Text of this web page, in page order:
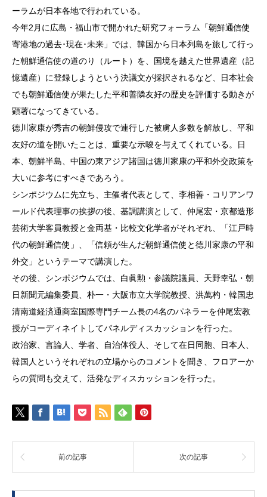
ーラムが日本各地で行われている。
今年2月に広島・福山市で開かれた研究フォーラム「朝鮮通信使
寄港地の過去･現在･未来」では、韓国から日本列島を旅して行っ
た朝鮮通信使の道のり（ルート）を、国境を越えた世界遺産（記
憶遺産）に登録しようという決議文が採択されるなど、日本社会
でも朝鮮通信使が果たした平和善隣友好の歴史を評価する動きが
顕著になってきている。
徳川家康が秀吉の朝鮮侵攻で連行した被虜人多数を解放し、平和
友好の道を開いたことは、重要な示唆を与えてくれている。日
本、朝鮮半島、中国の東アジア諸国は徳川家康の平和外交政策を
大いに参考にすべきであろう。
シンポジウムに先立ち、主催者代表として、李相善・コリアンワ
ールド代表理事の挨拶の後、基調講演として、仲尾宏・京都造形
芸術大学客員教授と金両基・比較文化学者がそれぞれ、「江戸時
代の朝鮮通信使」、「信頼が生んだ朝鮮通信使と徳川家康の平和
外交」というテーマで講演した。
その後、シンポジウムでは、白眞勲・参議院議員、天野幸弘・朝
日新聞元編集委員、朴一・大阪市立大学院教授、洪萬杓・韓国忠
清南道経済通商室国際専門チーム長の4名のパネラーを仲尾宏教
授がコーディネイトしてパネルディスカッションを行った。
政治家、言論人、学者、自治体役人、そして在日同胞、日本人、
韓国人というそれぞれの立場からのコメントを聞き、フロアーか
らの質問も交えて、活発なディスカッションを行った。
前の記事 次の記事